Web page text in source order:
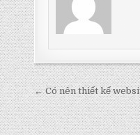
Post
navigation
← Có nên thiết kế